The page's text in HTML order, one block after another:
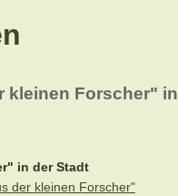
kleinen Forscher" in
in der Stadt
der kleinen Forscher"